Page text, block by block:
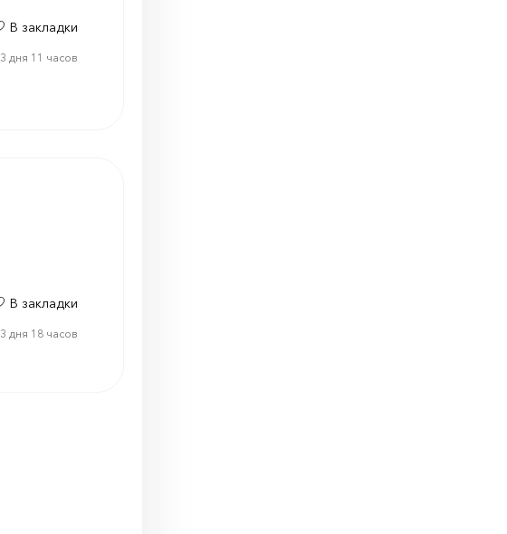
В закладки
3 дня 11 часов
В закладки
3 дня 18 часов